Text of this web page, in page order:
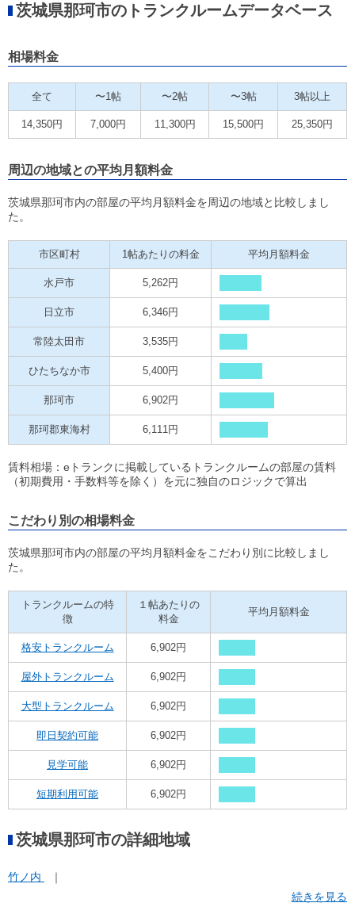
茨城県那珂市のトランクルームデータベース
相場料金
全て 〜1帖 〜2帖 〜3帖 3帖以上
14,350円 7,000円 11,300円 15,500円 25,350円
周辺の地域との平均月額料金
茨城県那珂市内の部屋の平均月額料金を周辺の地域と比較しまし
た。
市区町村 1帖あたりの料金 平均月額料金
水戸市 5,262円
日立市 6,346円
常陸太田市 3,535円
ひたちなか市 5,400円
那珂市 6,902円
那珂郡東海村 6,111円
賃料相場：eトランクに掲載しているトランクルームの部屋の賃料
（初期費用・手数料等を除く）を元に独自のロジックで算出
こだわり別の相場料金
茨城県那珂市内の部屋の平均月額料金をこだわり別に比較しまし
た。
トランクルームの特
徴
１帖あたりの
料金
平均月額料金
格安トランクルーム 6,902円
屋外トランクルーム 6,902円
大型トランクルーム 6,902円
即日契約可能 6,902円
見学可能 6,902円
短期利用可能 6,902円
茨城県那珂市の詳細地域
竹ノ内
続きを見る